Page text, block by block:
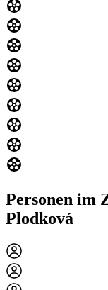
Personen im
Plodková